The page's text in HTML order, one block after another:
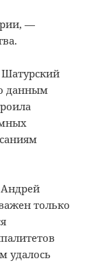
—
Шатурский
данным
только
удалось